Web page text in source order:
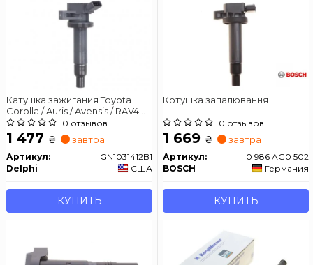
Катушка зажигания Toyota
Corolla / Auris / Avensis / RAV4
1.4-1.8
0 отзывов
1 477 ₴ завтра
Артикул:
GN1031412B1
Delphi
США
КУПИТЬ
Котушка запалювання
0 отзывов
1 669 ₴ завтра
Артикул:
0 986 AG0 502
BOSCH
Германия
КУПИТЬ